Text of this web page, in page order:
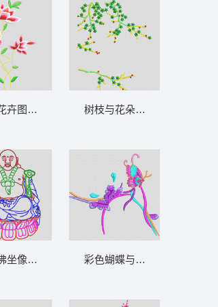
卉图案 靓花 旗袍
坐像刺绣图 佛人物
树枝与花朵的三维模型 树花
彩色蝴蝶与枝叶刺绣图案 汉